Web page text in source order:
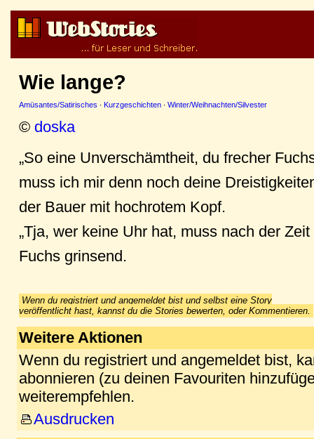
Wie lange?
Amüsantes/Satirisches · Kurzgeschichten · Winter/Weihnachten/Silvester
© doska
„So eine Unverschämtheit, du frecher
muss ich mir denn noch deine
der Bauer mit hochrotem Kopf.
„Tja, wer keine Uhr hat, muss nach der
Fuchs grinsend.
Wenn du registriert und angemeldet bist und selbst eine Story
veröffentlicht hast, kannst du die Stories bewerten, oder Kommentieren.
Weitere Aktionen
Wenn du registriert und angemeldet bist,
abonnieren (zu deinen Favouriten
weiterempfehlen.
Ausdrucken